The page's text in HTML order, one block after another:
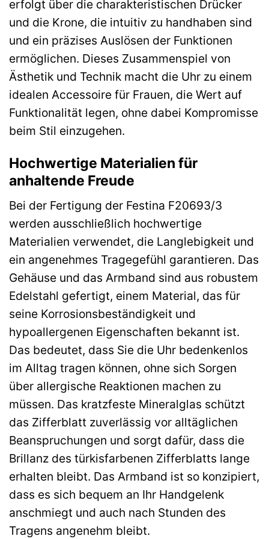
erfolgt über die charakteristischen Drücker
und die Krone, die intuitiv zu handhaben sind
und ein präzises Auslösen der Funktionen
ermöglichen. Dieses Zusammenspiel von
Ästhetik und Technik macht die Uhr zu einem
idealen Accessoire für Frauen, die Wert auf
Funktionalität legen, ohne dabei Kompromisse
beim Stil einzugehen.
Hochwertige Materialien für
anhaltende Freude
Bei der Fertigung der Festina F20693/3
werden ausschließlich hochwertige
Materialien verwendet, die Langlebigkeit und
ein angenehmes Tragegefühl garantieren. Das
Gehäuse und das Armband sind aus robustem
Edelstahl gefertigt, einem Material, das für
seine Korrosionsbeständigkeit und
hypoallergenen Eigenschaften bekannt ist.
Das bedeutet, dass Sie die Uhr bedenkenlos
im Alltag tragen können, ohne sich Sorgen
über allergische Reaktionen machen zu
müssen. Das kratzfeste Mineralglas schützt
das Zifferblatt zuverlässig vor alltäglichen
Beanspruchungen und sorgt dafür, dass die
Brillanz des türkisfarbenen Zifferblatts lange
erhalten bleibt. Das Armband ist so konzipiert,
dass es sich bequem an Ihr Handgelenk
anschmiegt und auch nach Stunden des
Tragens angenehm bleibt.